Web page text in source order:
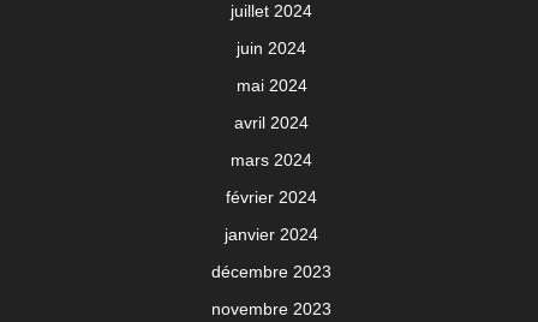
juillet 2024
juin 2024
mai 2024
avril 2024
mars 2024
février 2024
janvier 2024
décembre 2023
novembre 2023